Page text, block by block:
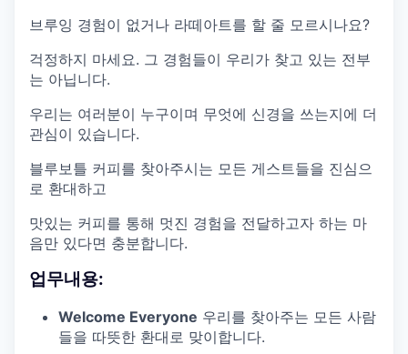
브루잉 경험이 없거나 라떼아트를 할 줄 모르시나요?
걱정하지 마세요. 그 경험들이 우리가 찾고 있는 전부
는 아닙니다.
우리는 여러분이 누구이며 무엇에 신경을 쓰는지에 더
관심이 있습니다.
블루보틀 커피를 찾아주시는 모든 게스트들을 진심으
로 환대하고
맛있는 커피를 통해 멋진 경험을 전달하고자 하는 마
음만 있다면 충분합니다.
업무내용:
Welcome Everyone 우리를 찾아주는 모든 사람
들을 따뜻한 환대로 맞이합니다.